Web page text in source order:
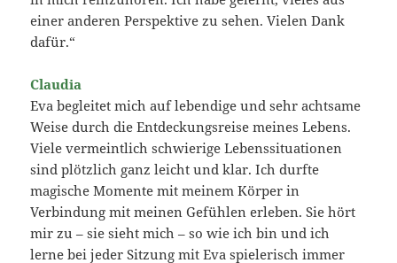
einer anderen Perspektive zu sehen. Vielen Dank
dafür.“
Claudia
Eva begleitet mich auf lebendige und sehr achtsame
Weise durch die Entdeckungsreise meines Lebens.
Viele vermeintlich schwierige Lebenssituationen
sind plötzlich ganz leicht und klar. Ich durfte
magische Momente mit meinem Körper in
Verbindung mit meinen Gefühlen erleben. Sie hört
mir zu – sie sieht mich – so wie ich bin und ich
lerne bei jeder Sitzung mit Eva spielerisch immer